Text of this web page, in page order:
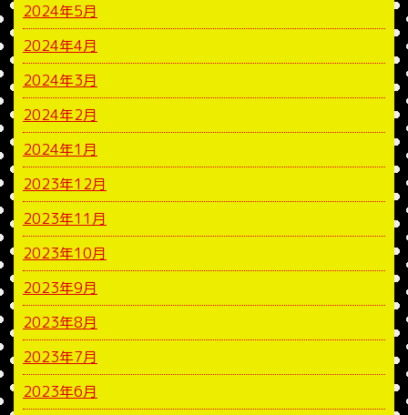
2024年5月
2024年4月
2024年3月
2024年2月
2024年1月
2023年12月
2023年11月
2023年10月
2023年9月
2023年8月
2023年7月
2023年6月